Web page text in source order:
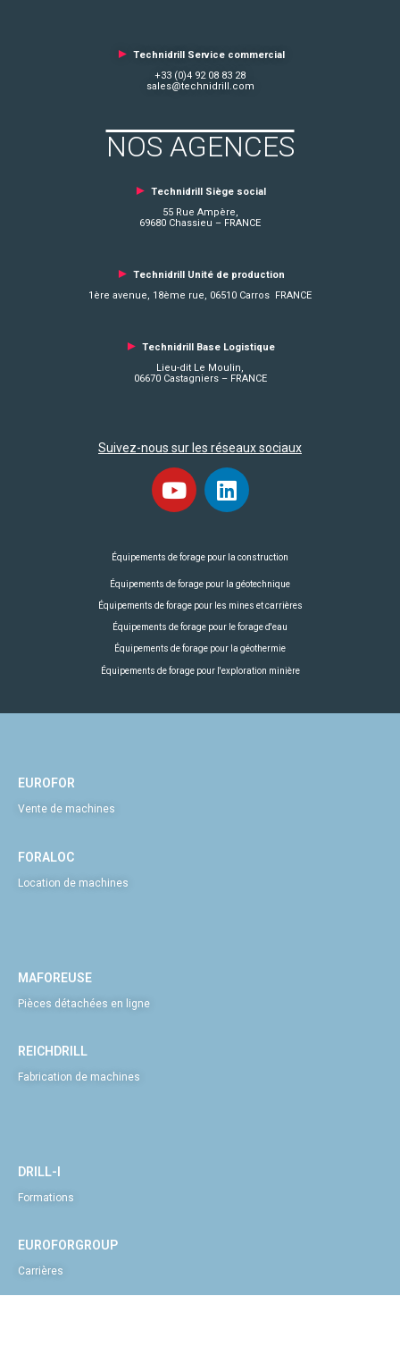
► Technidrill Service commercial
+33 (0)4 92 08 83 28
sales@technidrill.com
NOS AGENCES
► Technidrill Siège social
55 Rue Ampère,
69680 Chassieu – FRANCE
► Technidrill Unité de production
1ère avenue, 18ème rue, 06510 Carros FRANCE
► Technidrill Base Logistique
Lieu-dit Le Moulin,
06670 Castagniers – FRANCE
Suivez-nous sur les réseaux sociaux
Équipements de forage pour la construction
Équipements de forage pour la géotechnique
Équipements de forage pour les mines et carrières
Équipements de forage pour le forage d'eau
Équipements de forage pour la géothermie
Équipements de forage pour l'exploration minière
EUROFOR
Vente de machines
FORALOC
Location de machines
MAFOREUSE
Pièces détachées en ligne
REICHDRILL
Fabrication de machines
DRILL-I
Formations
EUROFORGROUP
Carrières